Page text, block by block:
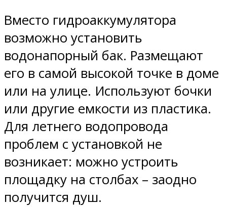
Вместо гидроаккумулятора
возможно установить
водонапорный бак. Размещают
его в самой высокой точке в доме
или на улице. Используют бочки
или другие емкости из пластика.
Для летнего водопровода
проблем с установкой не
возникает: можно устроить
площадку на столбах – заодно
получится душ.